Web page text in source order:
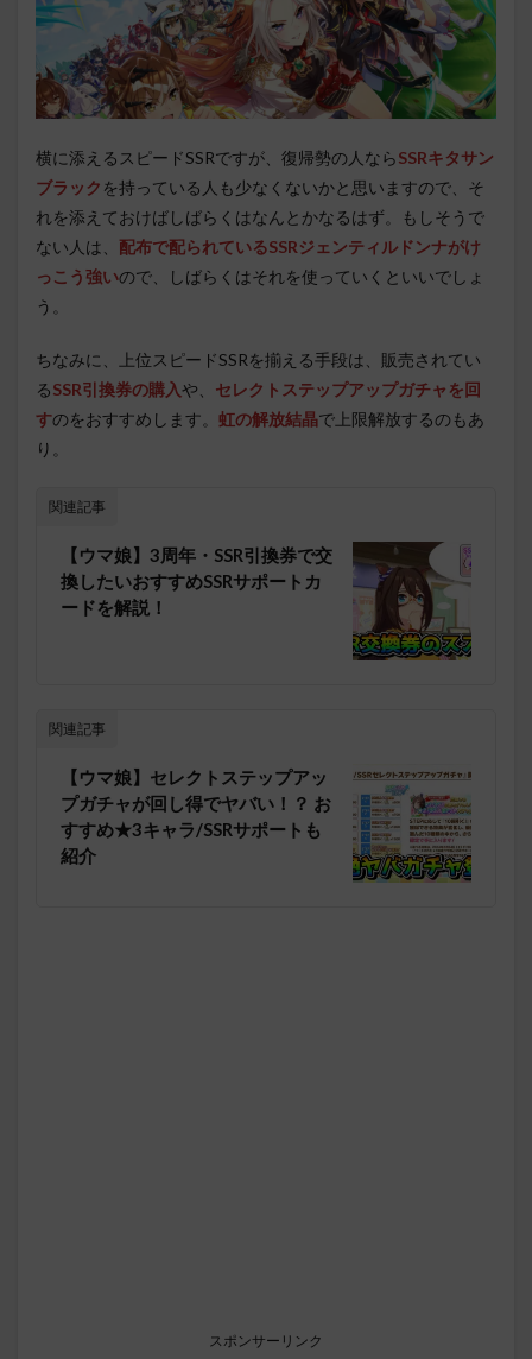
横に添えるスピードSSRですが、復帰勢の人ならSSRキタサン
ブラック を持っている人も少なくないかと思いますので、そ
れを添えておけばしばらくはなんとかなるはず。もしそうで
ない人は、 配布で配られているSSRジェンティルドンナがけ
っこう強いので、しばらくはそれを使っていくといいでしょ
う。
ちなみに、上位スピードSSRを揃える手段は、販売されてい
るSSR引換券の購入や、 セレクトステップアップガチャを回
すのをおすすめします。 虹の解放結晶で上限解放するのもあ
り。
関連記事
【ウマ娘】3周年・SSR引換券で交
換したいおすすめSSRサポートカ
ードを解説！
関連記事
【ウマ娘】セレクトステップアッ
プガチャが回し得でヤバい！？ お
すすめ★3キャラ/SSRサポートも
紹介
スポンサーリンク